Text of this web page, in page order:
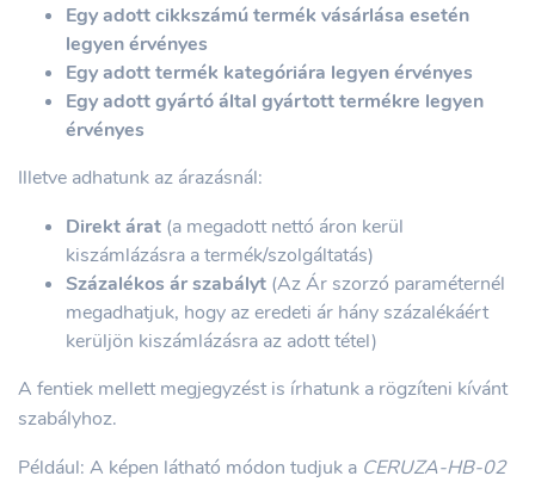
Egy adott cikkszámú termék vásárlása esetén
legyen érvényes
Egy adott termék kategóriára legyen érvényes
Egy adott gyártó által gyártott termékre legyen
érvényes
Illetve adhatunk az árazásnál:
Direkt árat (a megadott nettó áron kerül
kiszámlázásra a termék/szolgáltatás)
Százalékos ár szabályt (Az Ár szorzó paraméternél
megadhatjuk, hogy az eredeti ár hány százalékáért
kerüljön kiszámlázásra az adott tétel)
A fentiek mellett megjegyzést is írhatunk a rögzíteni kívánt
szabályhoz.
Például: A képen látható módon tudjuk a CERUZA-HB-02